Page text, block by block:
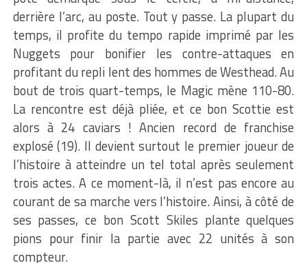
derrière l’arc, au poste. Tout y passe. La plupart du
temps, il profite du tempo rapide imprimé par les
Nuggets pour bonifier les contre-attaques en
profitant du repli lent des hommes de Westhead. Au
bout de trois quart-temps, le Magic mène 110-80.
La rencontre est déjà pliée, et ce bon Scottie est
alors à 24 caviars ! Ancien record de franchise
explosé (19). Il devient surtout le premier joueur de
l’histoire à atteindre un tel total après seulement
trois actes. A ce moment-là, il n’est pas encore au
courant de sa marche vers l’histoire. Ainsi, à côté de
ses passes, ce bon Scott Skiles plante quelques
pions pour finir la partie avec 22 unités à son
compteur.